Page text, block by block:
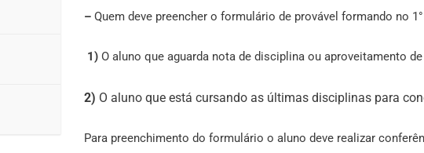
– Quem deve preencher o formulário de provável formando no
1) O aluno que aguarda nota de disciplina ou aproveitamento
2) O aluno que está cursando as últimas disciplinas para
Para preenchimento do formulário o aluno deve realizar